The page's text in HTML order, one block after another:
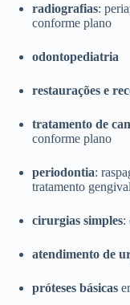
radiografias:
conforme plano
odontopediatria
restaurações e
tratamento de
conforme plano
periodontia:
tratamento gengival
cirurgias simples:
atendimento de
próteses básicas